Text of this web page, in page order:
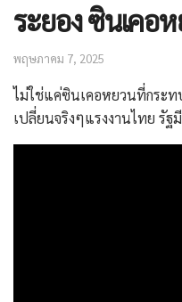
ระยอง ซินเคอ
พฤษภาคม 7, 2025
ไม่ใช่แค่ซินเคอหยวนที่กระท
เปลี่ยนจริงๆแรงงานไทย รั